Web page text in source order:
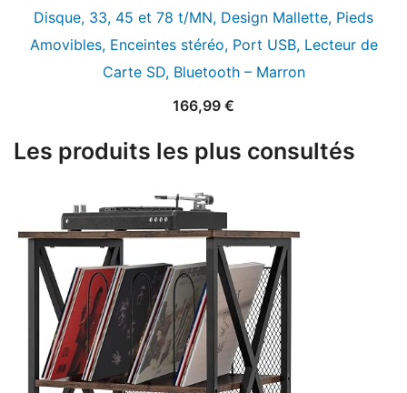
Disque, 33, 45 et 78 t/MN, Design Mallette, Pieds
Amovibles, Enceintes stéréo, Port USB, Lecteur de
Carte SD, Bluetooth – Marron
166,99 €
Les produits les plus consultés